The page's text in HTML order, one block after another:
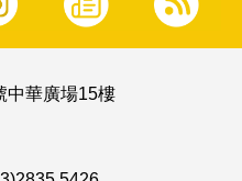
中華廣場15樓